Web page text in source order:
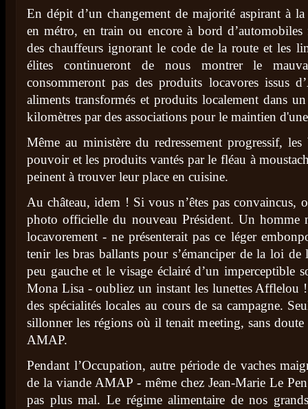
En dépit d’un changement de majorité aspirant à
en métro, en train ou encore à bord d’automobiles
des chauffeurs ignorant le code de la route et les
élites continueront de nous montrer le
consommeront pas des produits locavores issus
aliments transformés et produits localement dans
kilomètres par des associations pour le maintien
Même au ministère du redressement progressif,
pouvoir et les produits vantés par le fléau à
peinent à trouver leur place en cuisine.
Au château, idem ! Si vous n’êtes pas convaincus,
photo officielle du nouveau Président. Un homme
locavorement - ne présenterait pas ce léger
tenir les bras ballants pour s’émanciper de la loi de
peu gauche et le visage éclairé d’un imperceptible
Mona Lisa - oubliez un instant les lunettes Afflelou
des spécialités locales au cours de sa campagne.
sillonner les régions où il tenait meeting, sans
AMAP.
Pendant l’Occupation, autre période de vaches
de la viande AMAP - même chez Jean-Marie Le
pas plus mal. Le régime alimentaire de nos